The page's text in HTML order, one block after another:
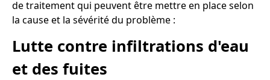
de traitement qui peuvent être mettre en place selon
la cause et la sévérité du problème :
Lutte contre infiltrations d'eau
et des fuites